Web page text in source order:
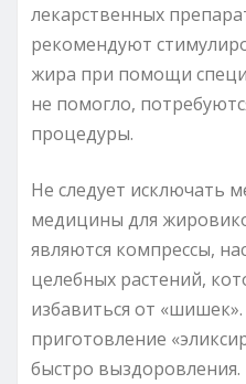
лекарственных
рекомендуют
жира при помощи
не помогло,
процедуры.
Не следует исключать
медицины для
являются компрессы,
целебных растений,
избавиться от
приготовление
быстро выздоровления.